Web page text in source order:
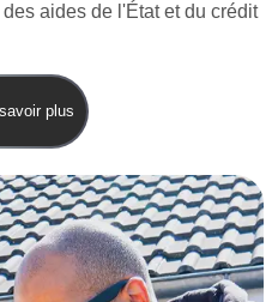
aides de l'État et du crédit
plus